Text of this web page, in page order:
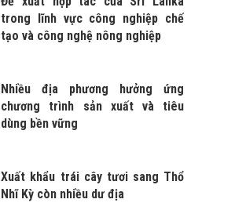
trong lĩnh vực công nghiệp chế
tạo và công nghệ nông nghiệp
Nhiều địa phương hưởng ứng
chương trình sản xuất và tiêu
dùng bền vững
Xuất khẩu trái cây tươi sang Thổ
Nhĩ Kỳ còn nhiều dư địa